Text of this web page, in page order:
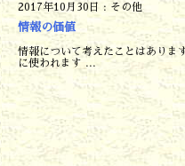
2017年10月30日 : その他
情報の価値
情報について考えたことはありま
に使われます ...